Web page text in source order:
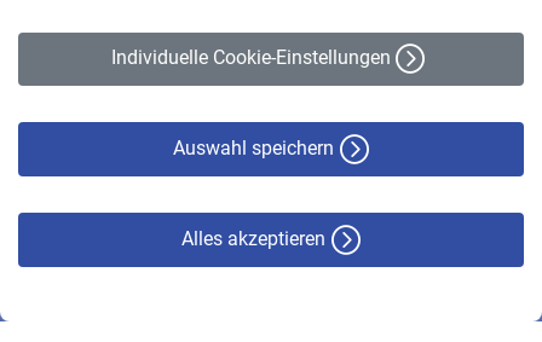
Individuelle Cookie-Einstellungen
Auswahl speichern
Alles akzeptieren
Erklärung zur Barrierefreiheit
© VBL 2026